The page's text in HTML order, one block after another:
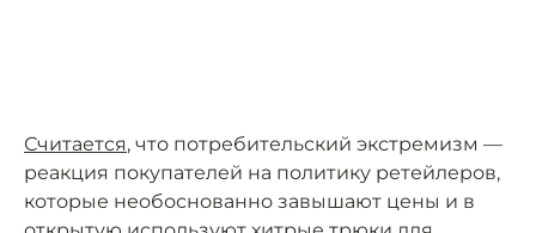
Считается, что потребительский экстремизм —
реакция покупателей на политику ретейлеров,
которые необоснованно завышают цены и в